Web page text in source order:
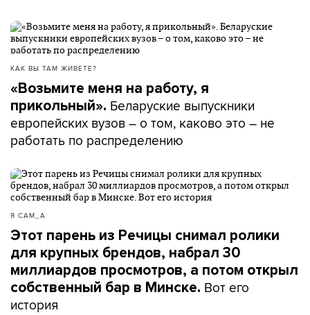
КАК ВЫ ТАМ ЖИВЕТЕ?
«Возьмите меня на работу, я
прикольный». Беларуские выпускники
европейских вузов – о том, каково это – не
работать по распределению
Я САМ_А
Этот парень из Речицы снимал ролики
для крупных брендов, набрал 30
миллиардов просмотров, а потом открыл
собственный бар в Минске. Вот его
история